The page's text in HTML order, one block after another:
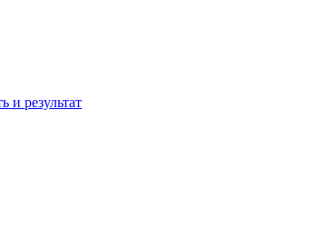
и результат